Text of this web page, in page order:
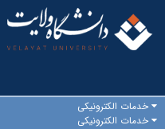
خدمات الکترونیکی
خدمات الکترونیکی